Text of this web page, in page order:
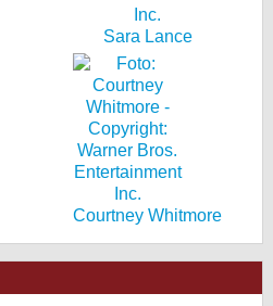
Sara Lance
Courtney Whitmore